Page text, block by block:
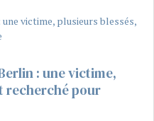
: une victime,
recherché pour